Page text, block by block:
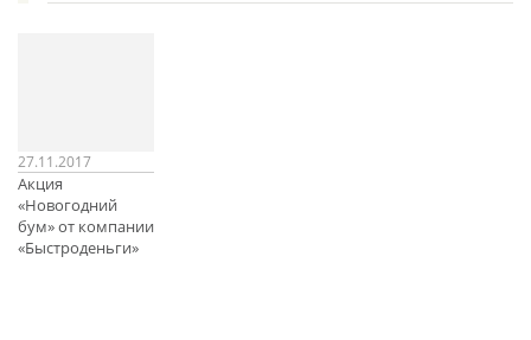
27.11.2017
Акция
«Новогодний
бум» от компании
«Быстроденьги»